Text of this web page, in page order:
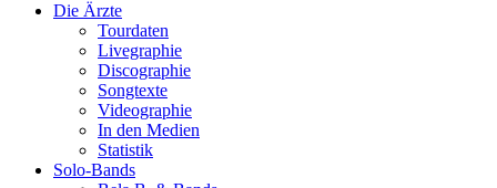
Die Ärzte
Tourdaten
Livegraphie
Discographie
Songtexte
Videographie
In den Medien
Statistik
Solo-Bands